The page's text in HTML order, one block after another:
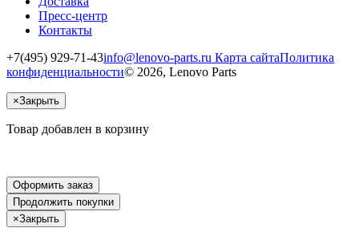
Пресс-центр
Контакты
+7(495) 929-71-43info@lenovo-parts.ru Карта сайтаПолитика
конфиденциальности© 2026, Lenovo Parts
×Закрыть
Товар добавлен в корзину
Оформить заказ
Продолжить покупки
×Закрыть